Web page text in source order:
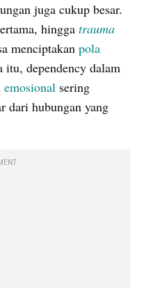
juga cukup besar.
hingga trauma
menciptakan pola
itu, dependency dalam
emosional sering
dari hubungan yang